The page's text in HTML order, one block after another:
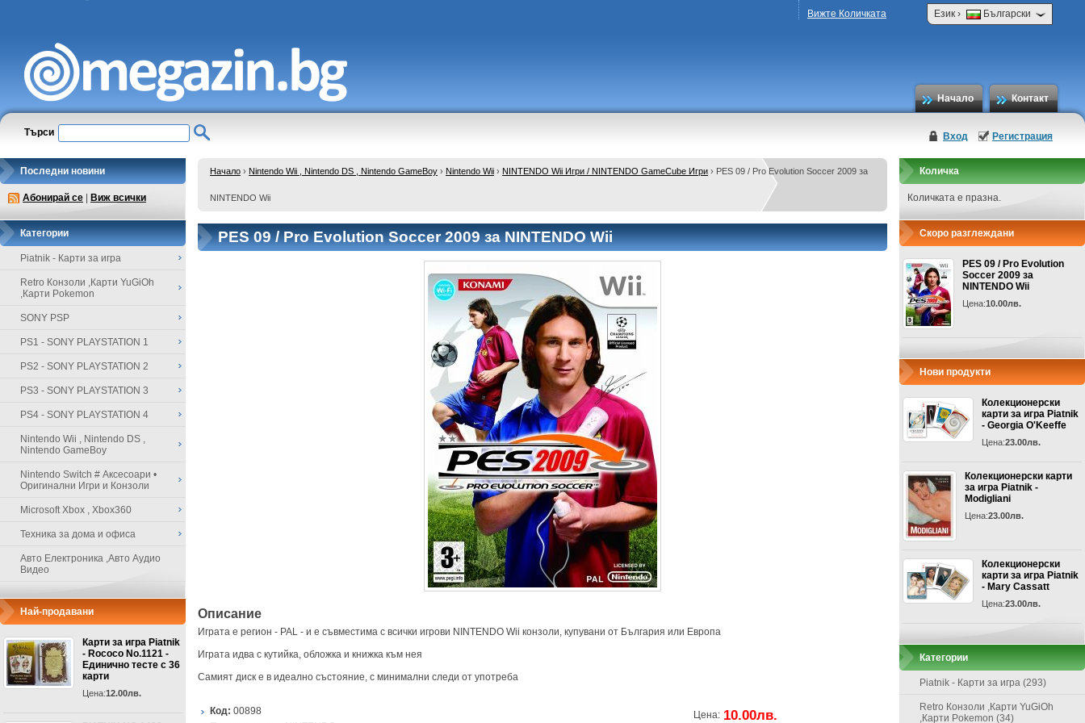
Език › Български
Вижте Количката
Начало Контакт
Вход Регистрация
Търси
Последни новини
Абонирай се Виж всички
Категории
Piatnik - Карти за игра
Retro Конзоли ,Карти YuGiOh
,Карти Pokemon
SONY PSP
PS1 - SONY PLAYSTATION 1
PS2 - SONY PLAYSTATION 2
PS3 - SONY PLAYSTATION 3
PS4 - SONY PLAYSTATION 4
Nintendo Wii , Nintendo DS ,
Nintendo GameBoy
Nintendo Switch # Аксесоари •
Оригинални Игри и Конзоли
Microsoft Xbox , Xbox360
Техника за дома и офиса
Авто Електроника ,Авто Аудио
Видео
Най-продавани
Карти за игра Piatnik
- Rococo No.1121 -
Единично тесте с 36
карти
Цена:12.00лв.
Начало › Nintendo Wii , Nintendo DS , Nintendo GameBoy › Nintendo Wii › NINTENDO Wii Игри / NINTENDO GameCube Игри › PES 09 / Pro Evolution Soccer 2009 за
NINTENDO Wii
PES 09 / Pro Evolution Soccer 2009 за NINTENDO Wii
Описание
Играта е регион - PAL - и е съвместима с всички игрови NINTENDO Wii конзоли, купувани от България или Европа
Играта идва с кутийка, обложка и книжка към нея
Самият диск е в идеално състояние, с минимални следи от употреба
Код: 00898
Цена: 10.00лв.
Количка
Количката е празна.
Скоро разглеждани
PES 09 / Pro Evolution
Soccer 2009 за
NINTENDO Wii
Цена:10.00лв.
Нови продукти
Колекционерски
карти за игра Piatnik
- Georgia O'Keeffe
Цена:23.00лв.
Колекционерски карти
за игра Piatnik -
Modigliani
Цена:23.00лв.
Колекционерски
карти за игра Piatnik
- Mary Cassatt
Цена:23.00лв.
Категории
Piatnik - Карти за игра (293)
Retro Конзоли ,Карти YuGiOh
,Карти Pokemon (34)